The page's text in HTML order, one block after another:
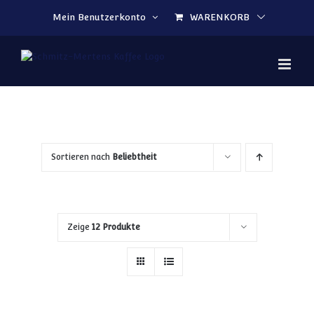
Mein Benutzerkonto
WARENKORB
Sortieren nach Beliebtheit
Zeige 12 Produkte